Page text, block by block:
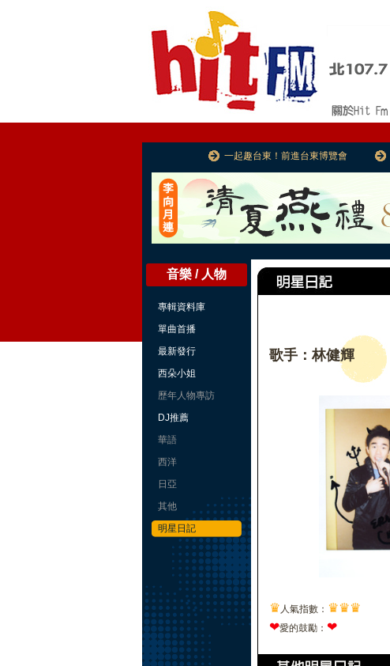
一起趣台東！前進台東博覽會
音樂 / 人物
專輯資料庫
單曲首播
最新發行
西朵小姐
歷年人物專訪
DJ推薦
華語
西洋
日亞
其他
明星日記
歌手：林健輝
♛ 人氣指數： ♛♛♛
❤愛的鼓勵： ❤